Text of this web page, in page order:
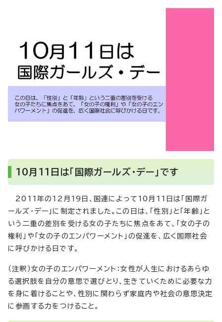
10月11日は「国際ガールズ・デー」です
2011年の12月19日、国連によって10月11日は「国際ガ
ールズ・デー」に制定されました。この日は、「性別」と「年齢」と
いう二重の差別を受ける女の子たちに焦点をあて、「女の子の
権利」や「女の子のエンパワーメント」の促進を、広く国際社会
に呼びかける日です。
（注釈）女の子のエンパワーメント：女性が人生におけるあらゆ
る選択肢を自分の意思で選びとり、生きていくために必要な力
を身に着けることや、性別に関わらず家庭内や社会の意思決定
に参画する力をつけること。